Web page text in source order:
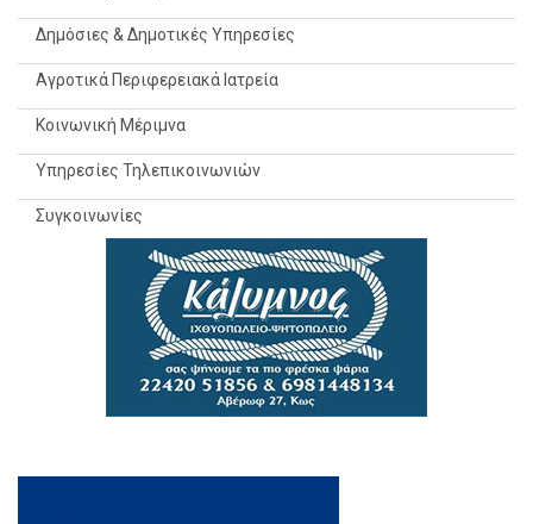
Δημόσιες & Δημοτικές Υπηρεσίες
Αγροτικά Περιφερειακά Ιατρεία
Κοινωνική Μέριμνα
Υπηρεσίες Τηλεπικοινωνιών
Συγκοινωνίες